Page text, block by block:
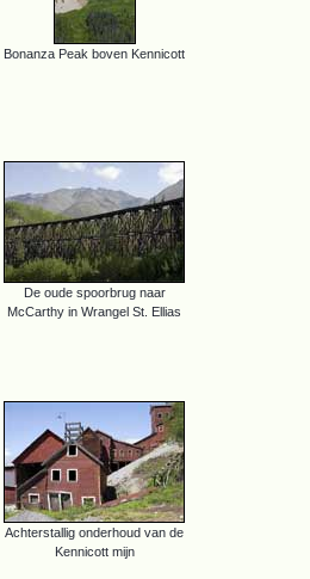
Bonanza Peak boven Kennicott
De oude spoorbrug naar
McCarthy in Wrangel St. Ellias
Achterstallig onderhoud van de
Kennicott mijn